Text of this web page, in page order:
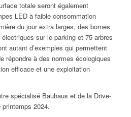
totale seront également
LED à faible consommation
du jour extra larges, des bornes
sur le parking et 75 arbres
autant d’exemples qui permettent
répondre à des normes écologiques
efficace et une exploitation
spécialisé Bauhaus et de la Drive-
2024.